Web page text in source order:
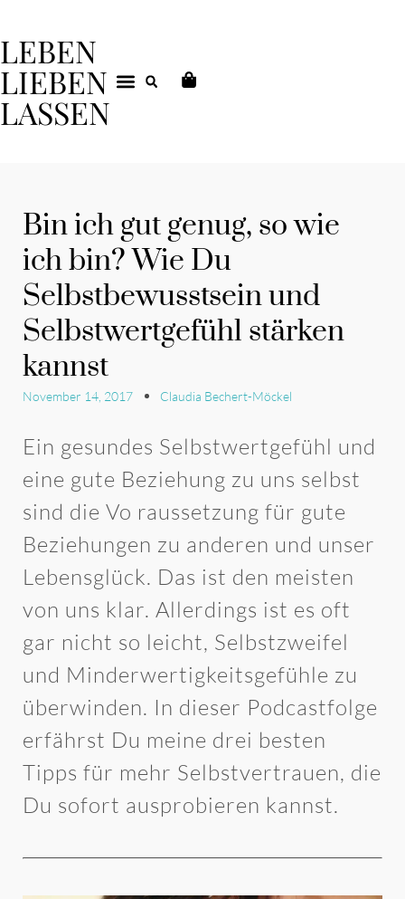
LEBEN
LIEBEN
LASSEN
Bin ich gut genug, so wie
ich bin? Wie Du
Selbstbewusstsein und
Selbstwertgefühl stärken
kannst
November 14, 2017 Claudia Bechert-Möckel
Ein gesundes Selbstwertgefühl und
eine gute Beziehung zu uns selbst
sind die Vo raussetzung für gute
Beziehungen zu anderen und unser
Lebensglück. Das ist den meisten
von uns klar. Allerdings ist es oft
gar nicht so leicht, Selbstzweifel
und Minderwertigkeitsgefühle zu
überwinden. In dieser Podcastfolge
erfährst Du meine drei besten
Tipps für mehr Selbstvertrauen, die
Du sofort ausprobieren kannst.